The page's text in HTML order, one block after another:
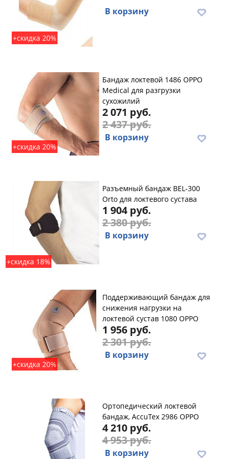
+скидка 20%
В корзину
+скидка 20%
Бандаж локтевой 1486 OPPO
Medical для разгрузки
сухожилий
2 071 руб.
2 437 руб.
В корзину
+скидка 18%
Разъемный бандаж BEL-300
Orto для локтевого сустава
1 904 руб.
2 380 руб.
В корзину
+скидка 20%
Поддерживающий бандаж для
снижения нагрузки на
локтевой сустав 1080 OPPO
1 956 руб.
2 301 руб.
В корзину
Ортопедический локтевой
бандаж, AccuTex 2986 OPPO
4 210 руб.
4 953 руб.
В корзину